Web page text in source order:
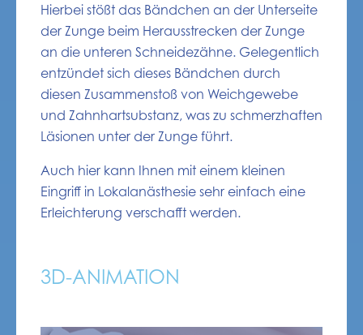
Hierbei stößt das Bändchen an der Unterseite
der Zunge beim Herausstrecken der Zunge
an die unteren Schneidezähne. Gelegentlich
entzündet sich dieses Bändchen durch
diesen Zusammenstoß von Weichgewebe
und Zahnhartsubstanz, was zu schmerzhaften
Läsionen unter der Zunge führt.
Auch hier kann Ihnen mit einem kleinen
Eingriff in Lokalanästhesie sehr einfach eine
Erleichterung verschafft werden.
3D-ANIMATION